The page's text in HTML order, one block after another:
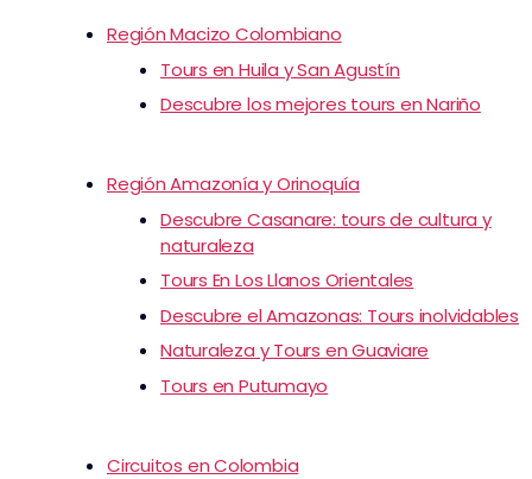
Región Macizo Colombiano
Tours en Huila y San Agustín
Descubre los mejores tours en Nariño
Región Amazonía y Orinoquía
Descubre Casanare: tours de cultura y
naturaleza
Tours En Los Llanos Orientales
Descubre el Amazonas: Tours inolvidables
Naturaleza y Tours en Guaviare
Tours en Putumayo
Circuitos en Colombia